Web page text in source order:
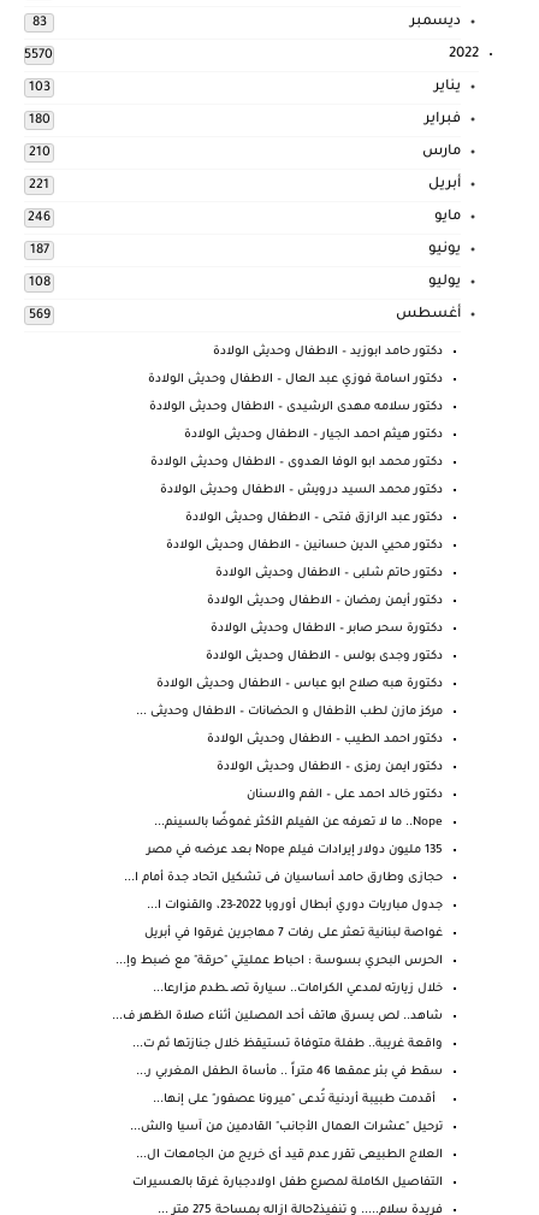
ديسمبر 83
2022
5570
يناير 103
فبراير 180
مارس 210
أبريل 221
مايو 246
يونيو 187
يوليو 108
أغسطس 569
دكتور حامد ابوزيد – الاطفال وحديثى الولادة
دكتور اسامة فوزي عبد العال – الاطفال وحديثى الولادة
دكتور سلامه مهدى الرشيدى – الاطفال وحديثى الولادة
دكتور هيثم احمد الجيار – الاطفال وحديثى الولادة
دكتور محمد ابو الوفا العدوى – الاطفال وحديثى الولادة
دكتور محمد السيد درويش – الاطفال وحديثى الولادة
دكتور عبد الرازق فتحى – الاطفال وحديثى الولادة
دكتور محيي الدين حسانين – الاطفال وحديثى الولادة
دكتور حاتم شلبى – الاطفال وحديثى الولادة
دكتور أيمن رمضان – الاطفال وحديثى الولادة
دكتورة سحر صابر – الاطفال وحديثى الولادة
دكتور وجدى بولس – الاطفال وحديثى الولادة
دكتورة هبه صلاح ابو عباس – الاطفال وحديثى الولادة
مركز مازن لطب الأطفال و الحضانات – الاطفال وحديثى ...
دكتور احمد الطيب – الاطفال وحديثى الولادة
دكتور ايمن رمزى – الاطفال وحديثى الولادة
دكتور خالد احمد على – الفم والاسنان
Nope.. ما لا تعرفه عن الفيلم الأكثر غموضًا بالسينم...
135 مليون دولار إيرادات فيلم Nope بعد عرضه في مصر
حجازى وطارق حامد أساسيان فى تشكيل اتحاد جدة أمام ا...
جدول مباريات دوري أبطال أوروبا 2022-23، والقنوات ا...
غواصة لبنانية تعثر على رفات 7 مهاجرين غرقوا في أبريل
الحرس البحري بسوسة : احباط عمليتي "حرقة" مع ضبط وإ...
خلال زيارته لمدعي الكرامات.. سيارة تصـ ـطدم مزارعا...
شاهد.. لص يسرق هاتف أحد المصلين أثناء صلاة الظهر ف...
واقعة غريبة.. طفلة متوفاة تستيقظ خلال جنازتها ثم ت...
سقط في بئر عمقها 46 متراً .. مأساة الطفل المغربي ر...
أقدمت طبيبة أردنية تُدعى "ميرونا عصفور" على إنها...
ترحيل "عشرات العمال الأجانب" القادمين من آسيا والش...
العلاج الطبيعى تقرر عدم قيد أى خريج من الجامعات ال...
التفاصيل الكاملة لمصرع طفل اولادجبارة غرقا بالعسيرات
فريدة سلام..... و تنفيذ2حالة ازاله بمساحة 275 متر ...